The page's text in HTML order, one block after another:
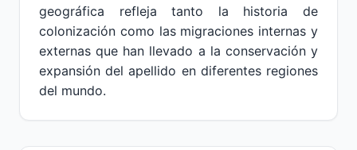
geográfica refleja tanto la historia de
colonización como las migraciones internas y
externas que han llevado a la conservación y
expansión del apellido en diferentes regiones
del mundo.